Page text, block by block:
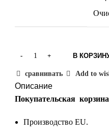
В
сравнивать Add to
Описание
Покупательская
Производство EU.